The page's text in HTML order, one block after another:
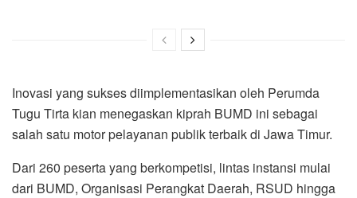
Inovasi yang sukses diimplementasikan oleh Perumda
Tugu Tirta kian menegaskan kiprah BUMD ini sebagai
salah satu motor pelayanan publik terbaik di Jawa Timur.
Dari 260 peserta yang berkompetisi, lintas instansi mulai
dari BUMD, Organisasi Perangkat Daerah, RSUD hingga